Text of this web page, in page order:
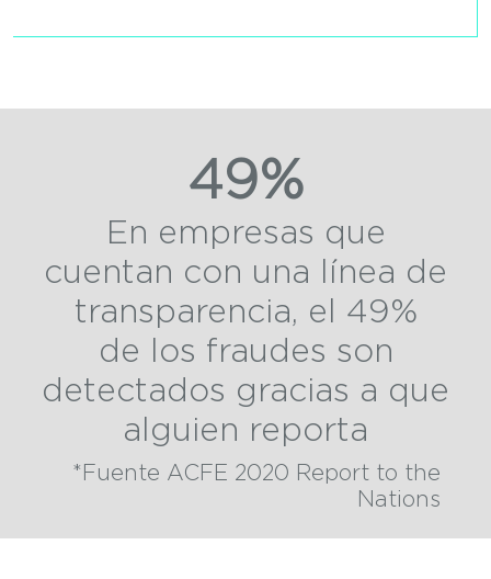
49%
En empresas que
cuentan con una línea de
transparencia, el 49%
de los fraudes son
detectados gracias a que
alguien reporta
*Fuente ACFE 2020 Report to the
Nations